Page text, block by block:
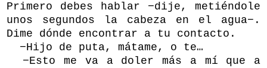
Primero debes hablar −dije, metiéndole
unos segundos la cabeza en el agua−.
Dime dónde encontrar a tu contacto.
−Hijo de puta, mátame, o te…
−Esto me va a doler más a mí que a